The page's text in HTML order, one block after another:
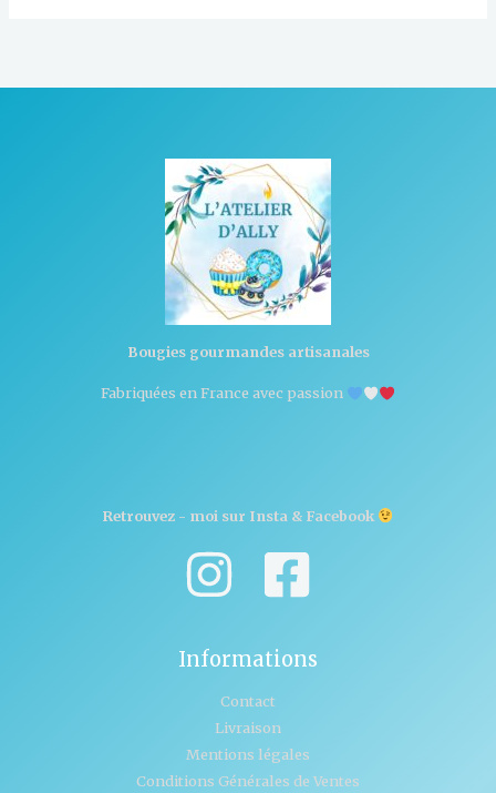
Bougies gourmandes artisanales
Fabriquées en France avec passion
Retrouvez - moi sur Insta & Facebook
Informations
Contact
Livraison
Mentions légales
Conditions Générales de Ventes